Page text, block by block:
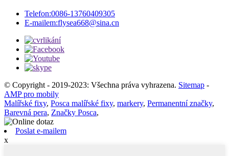
Telefon:0086-13760409305
E-mailem:flysea668@sina.cn
© Copyright - 2019-2023: Všechna práva vyhrazena. Sitemap -
AMP pro mobily
Malířské fixy, Posca malířské fixy, markery, Permanentní značky,
Barevná pera, Značky Posca,
Poslat e-mailem
x